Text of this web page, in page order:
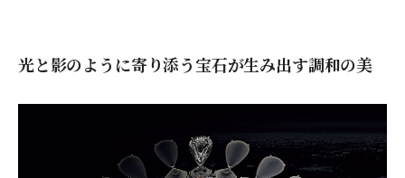
光と影のように寄り添う宝石が生み出す調和の美